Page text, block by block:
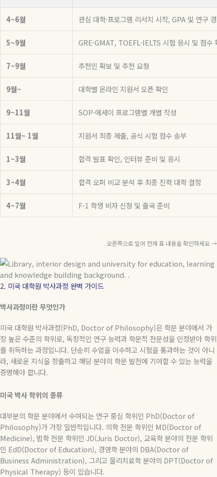
4~6월 관심 대학·프로그램 리서치 시작, GPA 및 연구
5~9월 GRE·GMAT, TOEFL·IELTS 시험 응시 및 점수
7~9월 추천인 확보 및 추천 요청
9월~ 대학별 온라인 지원서 오픈 확인
9~11월 SOP·에세이 프로그램별 개별 작성
11월~ 1월 지원서 최종 제출, 공식 시험 점수 송부
1~3월 합격 발표 확인, 인터뷰 준비 및 응시
3~4월 합격 오퍼 비교 분석 후 최종 진학 대학 결정
4~7월 F-1 학생 비자 신청 및 출국 준비
오른쪽으로 밀어 전체 표 내용을 확인하세요 →
2. 미국 대학원 박사과정 완벽 가이드
박사과정이란 무엇인가
미국 대학원 박사과정(PhD, Doctor of Philosophy)은 학문 분야에서 가
장 높은 수준의 학위로, 독창적인 연구 능력과 학문적 전문성을 인정받아 학위
를 취득하는 과정입니다. 단순히 수업을 이수하고 시험을 통과하는 것이 아니
라, 새로운 지식을 창출하고 해당 분야의 학문 발전에 기여할 수 있는 능력을
증명해야 합니다.
미국 박사학위의 종류
대부분의 학문분야에서 수여되는 연구중심 학위인 PhD(Doctor of
Philosophy)가 가장 일반적입니다. 의학 전문 학위인 MD(Doctor of
Medicine), 법학 전문 학위인 JD(Juris Doctor), 교육학분야의 전문 학위
인 EdD(Doctor of Education), 경영학분야의 DBA(Doctor of
Business Administration), 그리고 물리치료학분야의 DPT(Doctor of
Physical Therapy) 등이 있습니다.